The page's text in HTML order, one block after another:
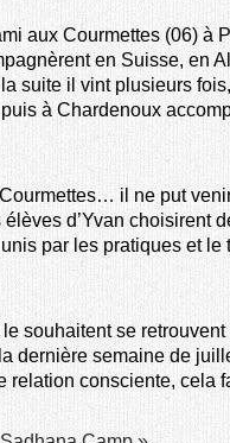
aux Courmettes (06) à
en Suisse, en
suite il vint plusieurs
à Chardenoux
il ne put
d’Yvan choisirent
par les pratiques et le
souhaitent se
dernière semaine de
relation consciente, cela